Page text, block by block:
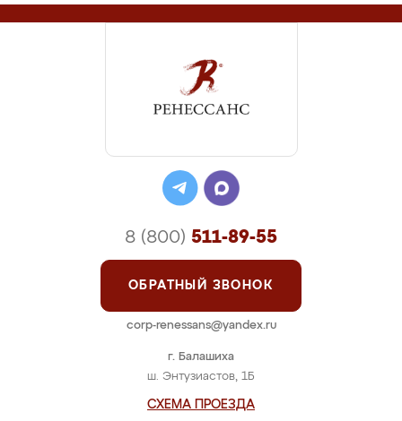
г. Балашиха
ш. Энтузиастов, 1Б
СХЕМА ПРОЕЗДА
8 (800) 511-89-55
ОБРАТНЫЙ ЗВОНОК
corp-renessans@yandex.ru